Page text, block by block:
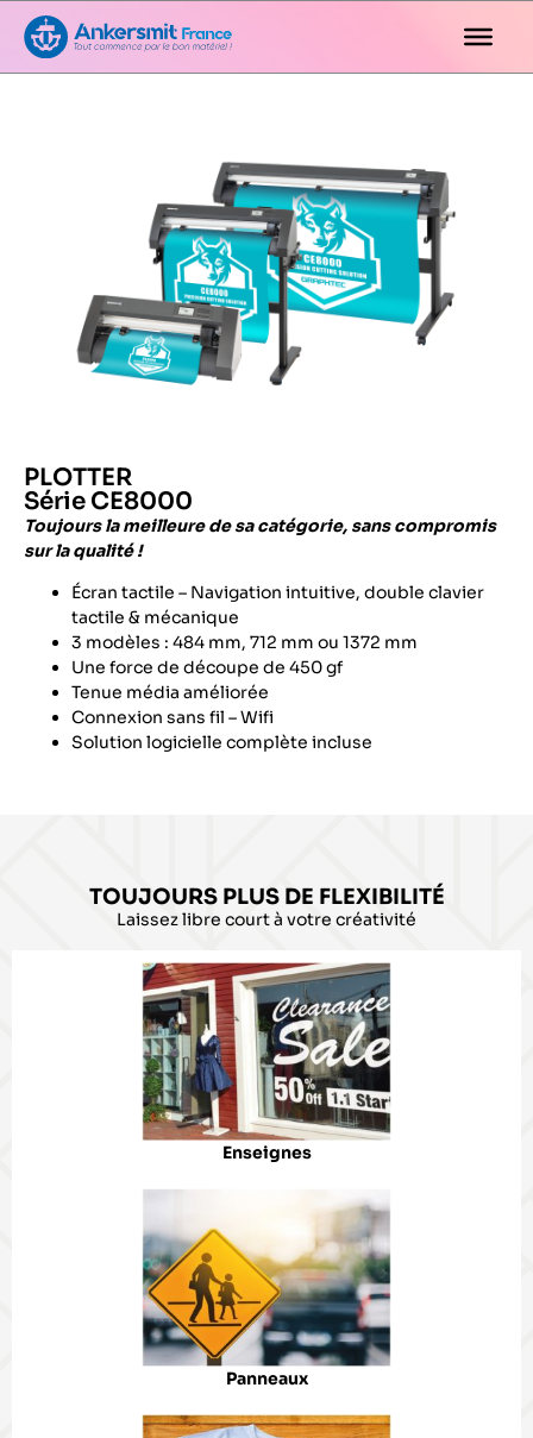
PLOTTER
Série CE8000
Toujours la meilleure de sa catégorie, sans compromis
sur la qualité !
Écran tactile – Navigation intuitive, double clavier
tactile & mécanique
3 modèles : 484 mm, 712 mm ou 1372 mm
Une force de découpe de 450 gf
Tenue média améliorée
Connexion sans fil – Wifi
Solution logicielle complète incluse
TOUJOURS PLUS DE FLEXIBILITÉ
Laissez libre court à votre créativité
Enseignes
Panneaux